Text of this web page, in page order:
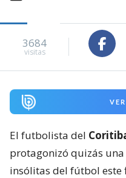
3684
visitas
El futbolista del
protagonizó quizás
insólitas del fútbol este